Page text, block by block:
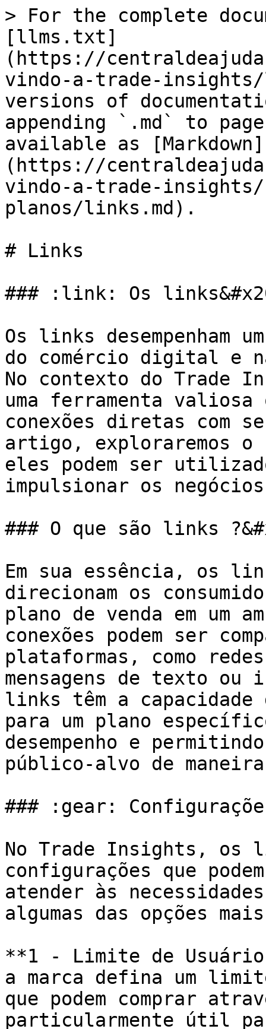
> For the complete
[llms.txt]
(https://
vindo-a-trade-
versions of
appending `.md` to
available as [Markdown]
(https://
vindo-a-trade-insights/
planos/links.md).
# Links
### :link: Os
Os links desempenham
do comércio digital e
No contexto do Trade
uma ferramenta
conexões diretas com
artigo, exploraremos o
eles podem ser
impulsionar os
### O que são links
Em sua essência, os
direcionam os
plano de venda em um
conexões podem ser
plataformas, como
mensagens de texto ou
links têm a
para um plano
desempenho e
público-alvo de
### :gear:
No Trade Insights, os
configurações que
atender às
algumas das opções
**1 - Limite de
a marca defina um
que podem comprar
particularmente útil